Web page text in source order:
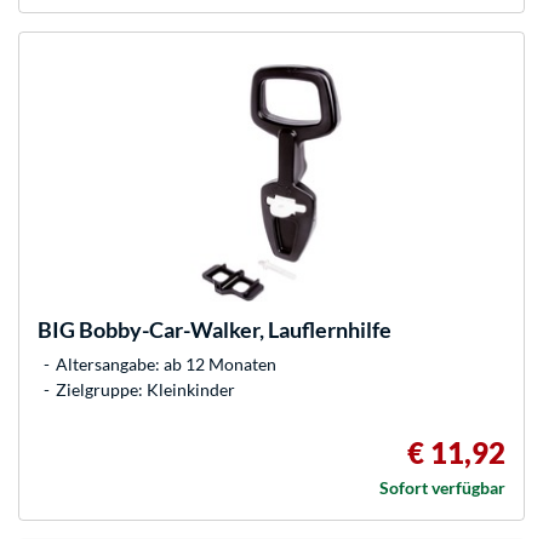
BIG Bobby-Car-Walker, Lauflernhilfe
Altersangabe: ab 12 Monaten
Zielgruppe: Kleinkinder
€ 11,92
Sofort verfügbar